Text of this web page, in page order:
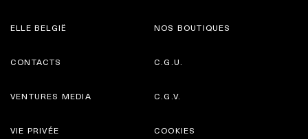
ELLE BELGIË NOS BOUTIQUES
CONTACTS
VENTURES MEDIA
C.G.U.
C.G.V.
VIE PRIVÉE COOKIES